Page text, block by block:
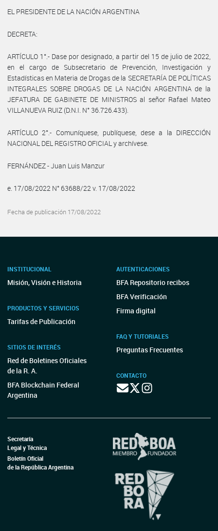
EL PRESIDENTE DE LA NACIÓN ARGENTINA
DECRETA:
ARTÍCULO 1°.- Dase por designado, a partir del 15 de julio de 2022,
en el cargo de Subsecretario de Prevención, Investigación y
Estadísticas en Materia de Drogas de la SECRETARÍA DE POLÍTICAS
INTEGRALES SOBRE DROGAS DE LA NACIÓN ARGENTINA de la
JEFATURA DE GABINETE DE MINISTROS al señor Rafael Mateo
VILLANUEVA RUIZ (D.N.I. N° 36.726.433).
ARTÍCULO 2°.- Comuníquese, publíquese, dese a la DIRECCIÓN
NACIONAL DEL REGISTRO OFICIAL y archívese.
FERNÁNDEZ - Juan Luis Manzur
e. 17/08/2022 N° 63688/22 v. 17/08/2022
Fecha de publicación 17/08/2022
INSTITUCIONAL
Misión, Visión e Historia
PRODUCTOS Y SERVICIOS
Tarifas de Publicación
SITIOS DE INTERÉS
Red de Boletines Oficiales
de la R. A.
BFA Blockchain Federal
Argentina
AUTENTICACIONES
BFA Repositorio recibos
BFA Verificación
Firma digital
FAQ Y TUTORIALES
Preguntas Frecuentes
CONTACTO
Secretaría
Legal y Técnica
Boletín Oficial
de la República Argentina